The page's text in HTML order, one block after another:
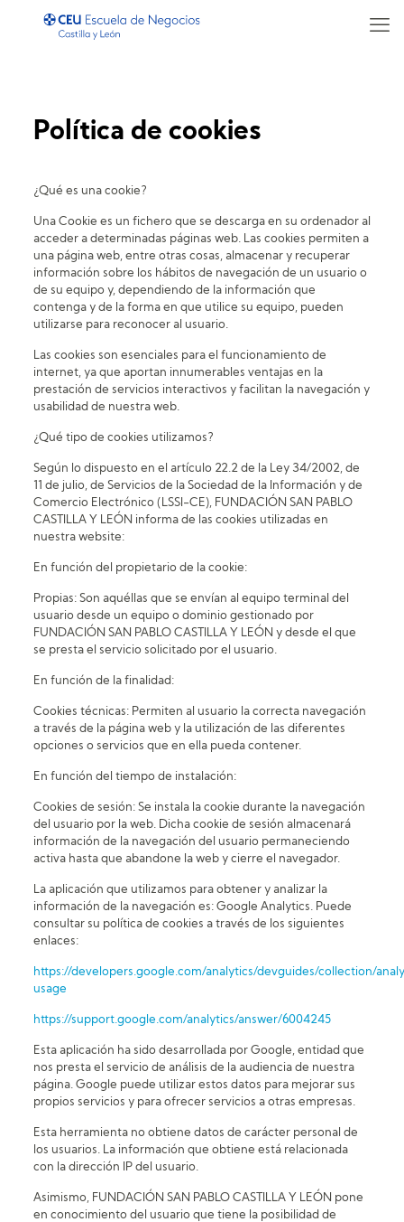
Política de cookies
¿Qué es una cookie?
Una Cookie es un fichero que se descarga en su ordenador al
acceder a determinadas páginas web. Las cookies permiten a
una página web, entre otras cosas, almacenar y recuperar
información sobre los hábitos de navegación de un usuario o
de su equipo y, dependiendo de la información que
contenga y de la forma en que utilice su equipo, pueden
utilizarse para reconocer al usuario.
Las cookies son esenciales para el funcionamiento de
internet, ya que aportan innumerables ventajas en la
prestación de servicios interactivos y facilitan la navegación y
usabilidad de nuestra web.
¿Qué tipo de cookies utilizamos?
Según lo dispuesto en el artículo 22.2 de la Ley 34/2002, de
11 de julio, de Servicios de la Sociedad de la Información y de
Comercio Electrónico (LSSI-CE), FUNDACIÓN SAN PABLO
CASTILLA Y LEÓN informa de las cookies utilizadas en
nuestra website:
En función del propietario de la cookie:
Propias: Son aquéllas que se envían al equipo terminal del
usuario desde un equipo o dominio gestionado por
FUNDACIÓN SAN PABLO CASTILLA Y LEÓN y desde el que
se presta el servicio solicitado por el usuario.
En función de la finalidad:
Cookies técnicas: Permiten al usuario la correcta navegación
a través de la página web y la utilización de las diferentes
opciones o servicios que en ella pueda contener.
En función del tiempo de instalación:
Cookies de sesión: Se instala la cookie durante la navegación
del usuario por la web. Dicha cookie de sesión almacenará
información de la navegación del usuario permaneciendo
activa hasta que abandone la web y cierre el navegador.
La aplicación que utilizamos para obtener y analizar la
información de la navegación es: Google Analytics. Puede
consultar su política de cookies a través de los siguientes
enlaces:
https://developers.google.com/analytics/devguides/collection/
usage
https://support.google.com/analytics/answer/6004245
Esta aplicación ha sido desarrollada por Google, entidad que
nos presta el servicio de análisis de la audiencia de nuestra
página. Google puede utilizar estos datos para mejorar sus
propios servicios y para ofrecer servicios a otras empresas.
Esta herramienta no obtiene datos de carácter personal de
los usuarios. La información que obtiene está relacionada
con la dirección IP del usuario.
Asimismo, FUNDACIÓN SAN PABLO CASTILLA Y LEÓN pone
en conocimiento del usuario que tiene la posibilidad de